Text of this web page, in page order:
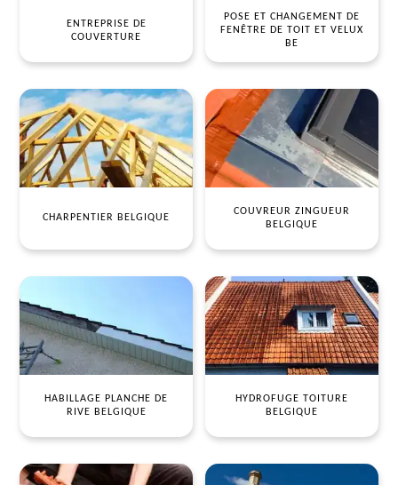
ENTREPRISE DE
COUVERTURE
POSE ET CHANGEMENT DE
FENÊTRE DE TOIT ET VELUX
BE
CHARPENTIER BELGIQUE
COUVREUR ZINGUEUR
BELGIQUE
HABILLAGE PLANCHE DE
RIVE BELGIQUE
HYDROFUGE TOITURE
BELGIQUE